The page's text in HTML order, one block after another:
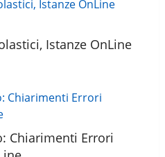
Istanze OnLine
Chiarimenti Errori